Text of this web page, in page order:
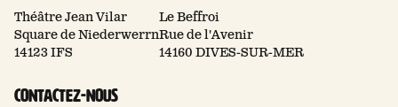
Théâtre Jean Vilar
Square de Niederwerrn
14123 IFS
Le Beffroi
Rue de l'Avenir
14160 DIVES-SUR-MER
Contactez-nous